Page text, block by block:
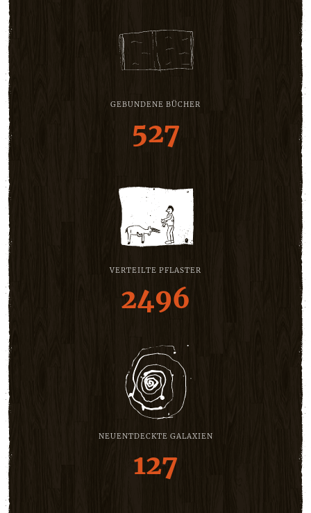
GEBUNDENE BÜCHER
527
VERTEILTE PFLASTER
2496
NEUENTDECKTE GALAXIEN
127